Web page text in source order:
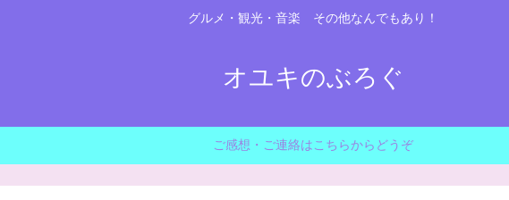
グルメ・観光・音楽 その他なんでもあり！
オユキのぶろぐ
ご感想・ご連絡はこちらからどうぞ